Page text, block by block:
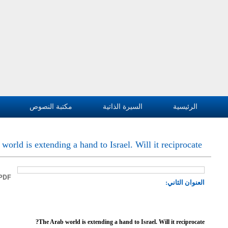
المكتبة الصوتية مكتبة الصور منشورات
بحث في الموقع
‏بحث